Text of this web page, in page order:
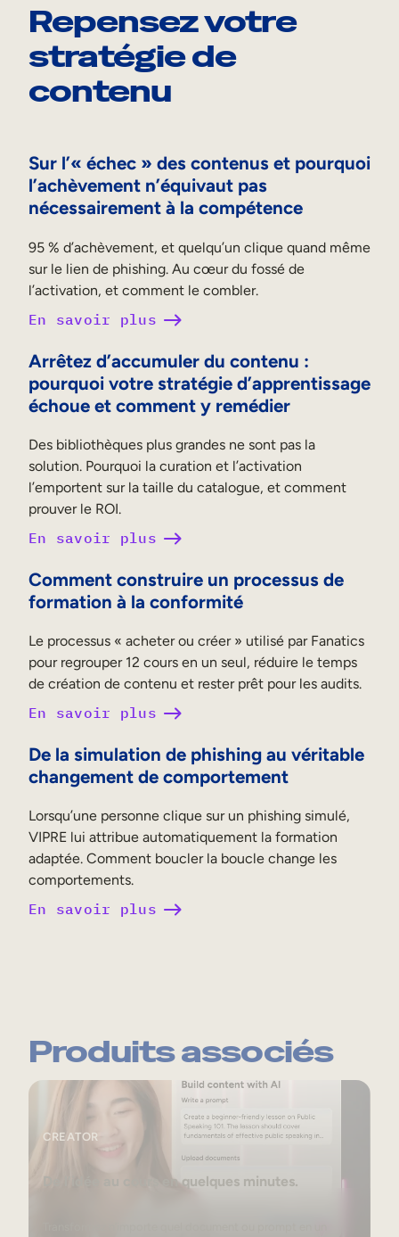
Repensez votre
stratégie de
contenu
Sur l’« échec » des contenus et pourquoi
l’achèvement n’équivaut pas
nécessairement à la compétence
95 % d’achèvement, et quelqu’un clique quand même
sur le lien de phishing. Au cœur du fossé de
l’activation, et comment le combler.
En savoir plus
Arrêtez d’accumuler du contenu :
pourquoi votre stratégie d’apprentissage
échoue et comment y remédier
Des bibliothèques plus grandes ne sont pas la
solution. Pourquoi la curation et l’activation
l’emportent sur la taille du catalogue, et comment
prouver le ROI.
En savoir plus
Comment construire un processus de
formation à la conformité
Le processus « acheter ou créer » utilisé par Fanatics
pour regrouper 12 cours en un seul, réduire le temps
de création de contenu et rester prêt pour les audits.
En savoir plus
De la simulation de phishing au véritable
changement de comportement
Lorsqu’une personne clique sur un phishing simulé,
VIPRE lui attribue automatiquement la formation
adaptée. Comment boucler la boucle change les
comportements.
En savoir plus
Produits associés
Creator
CREATOR
De l’idée au cours en quelques minutes.